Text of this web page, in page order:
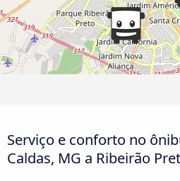
Serviço e conforto no
Caldas, MG a Ribeirão